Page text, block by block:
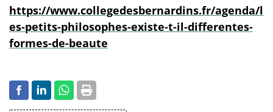
https://www.collegedesbernardins.fr/agenda/l
es-petits-philosophes-existe-t-il-differentes-
formes-de-beaute